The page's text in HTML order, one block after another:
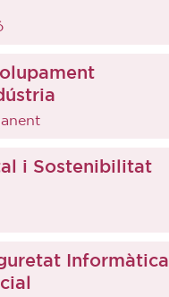
i Sostenibilitat
Informàtica